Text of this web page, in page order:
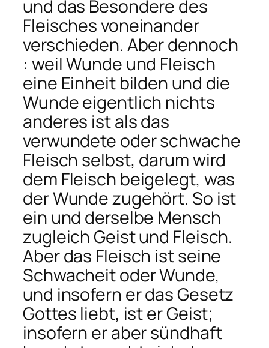
und das Besondere des
Fleisches voneinander
verschieden. Aber dennoch
: weil Wunde und Fleisch
eine Einheit bilden und die
Wunde eigentlich nichts
anderes ist als das
verwundete oder schwache
Fleisch selbst, darum wird
dem Fleisch beigelegt, was
der Wunde zugehört. So ist
ein und derselbe Mensch
zugleich Geist und Fleisch.
Aber das Fleisch ist seine
Schwacheit oder Wunde,
und insofern er das Gesetz
Gottes liebt, ist er Geist;
insofern er aber sündhaft